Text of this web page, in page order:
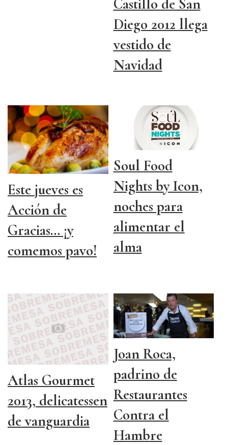
Castillo de San
Diego 2012 llega
vestido de
Navidad
Este jueves es
Acción de
Gracias... ¡y
comemos pavo!
Soul Food
Nights by Icon,
noches para
alimentar el
alma
Atlas Gourmet
2013, delicatessen
de vanguardia
Joan Roca,
padrino de
Restaurantes
Contra el
Hambre